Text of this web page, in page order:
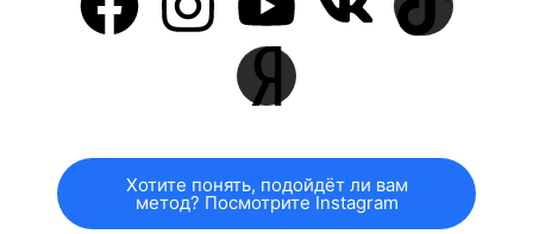
Хотите понять, подойдёт ли вам
метод? Посмотрите Instagram